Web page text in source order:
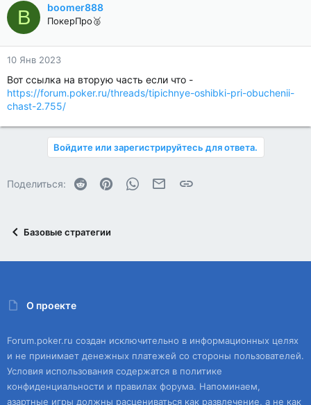
B boomer888
ПокерПро🥈
10 Янв 2023
Вот ссылка на вторую часть если что -
https://forum.poker.ru/threads/tipichnye-oshibki-pri-obuchenii-
chast-2.755/
Войдите или зарегистрируйтесь для ответа.
Поделиться: Reddit PinterestWhatsAppЭлектронная почта
Ссылка
Базовые стратегии
О проекте
Forum.poker.ru создан исключительно в информационных целях
и не принимает денежных платежей со стороны пользователей.
Условия использования содержатся в политике
конфиденциальности и правилах форума. Напоминаем,
азартные игры должны расцениваться как развлечение, а не как